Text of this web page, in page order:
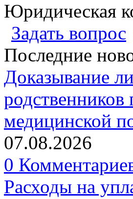
Юридическая
Задать вопрос
Последние
Доказывание
родственников
медицинской
07.08.2026
0
Расходы на